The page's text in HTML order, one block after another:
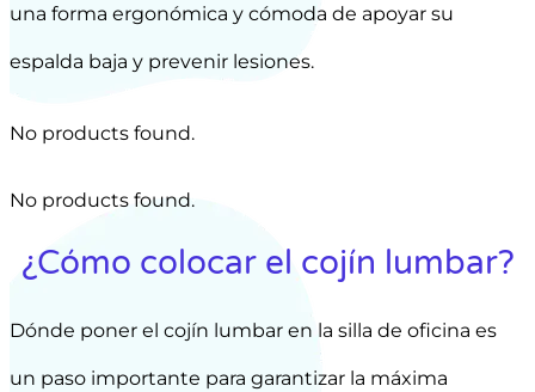
una forma ergonómica y cómoda de apoyar su
espalda baja y prevenir lesiones.
No products found.
No products found.
¿Cómo colocar el cojín lumbar?
Dónde poner el cojín lumbar en la silla de oficina es
un paso importante para garantizar la máxima